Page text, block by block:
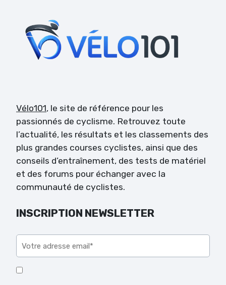
Vélo101, le site de référence pour les
passionnés de cyclisme. Retrouvez toute
l’actualité, les résultats et les classements des
plus grandes courses cyclistes, ainsi que des
conseils d’entraînement, des tests de matériel
et des forums pour échanger avec la
communauté de cyclistes.
INSCRIPTION NEWSLETTER